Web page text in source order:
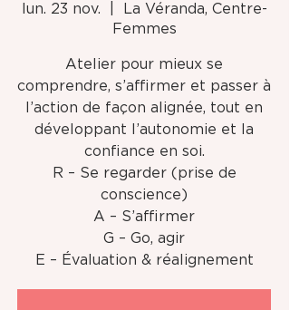
lun. 23 nov.
La Véranda, Centre-
Femmes
Atelier pour mieux se
comprendre, s’affirmer et passer à
l’action de façon alignée, tout en
développant l’autonomie et la
confiance en soi.
R – Se regarder (prise de
conscience)
A – S’affirmer
G – Go, agir
E – Évaluation & réalignement